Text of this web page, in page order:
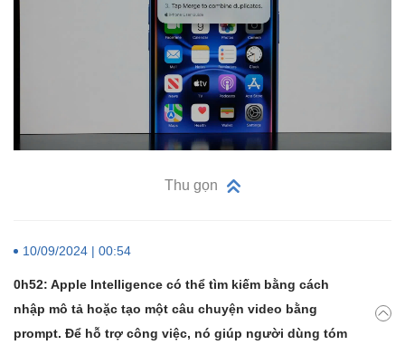
Thu gọn
10/09/2024 | 00:54
0h52: Apple Intelligence có thể tìm kiếm bằng cách
nhập mô tả hoặc tạo một câu chuyện video bằng
prompt. Để hỗ trợ công việc, nó giúp người dùng tóm